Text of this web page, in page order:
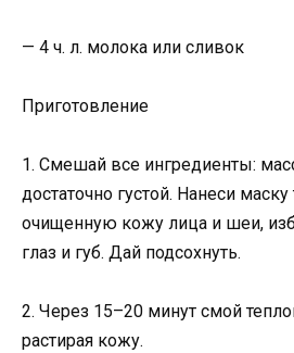
— 4 ч. л. молока или сливок
Приготовление
1. Смешай все ингредиенты:
достаточно густой. Нанеси
очищенную кожу лица и шеи,
глаз и губ. Дай подсохнуть.
2. Через 15–20 минут смой
растирая кожу.